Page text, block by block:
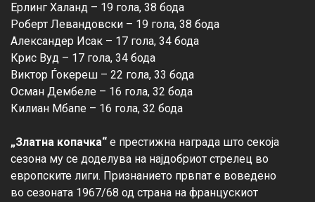
Ерлинг Халанд – 19 гола, 38 бода
Роберт Левандовски – 19 гола, 38 бода
Александер Исак – 17 гола, 34 бода
Крис Вуд – 17 гола, 34 бода
Виктор Ѓокереш – 22 гола, 33 бода
Осман Дембеле – 16 гола, 32 бода
Килиан Мбапе – 16 гола, 32 бода
„Златна копачка“ е престижна награда што секоја
сезона му се доделува на најдобриот стрелец во
европските лиги. Признанието првпат е воведено
во сезоната 1967/68 од страна на францускиот